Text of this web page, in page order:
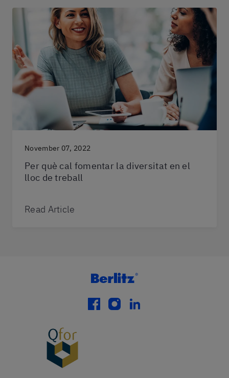
November 07, 2022
Per què cal fomentar la diversitat en el
lloc de treball
Read Article
facebook
instagram
linkedin